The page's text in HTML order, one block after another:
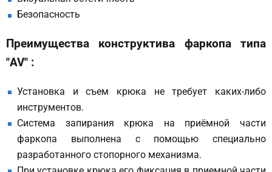
Безопасность
Преимущества конструктива фаркопа типа
"AV" :
Установка и съем крюка не требует каких-либо
инструментов.
Система запирания крюка на приёмной части
фаркопа выполнена с помощью специально
разработанного стопорного механизма.